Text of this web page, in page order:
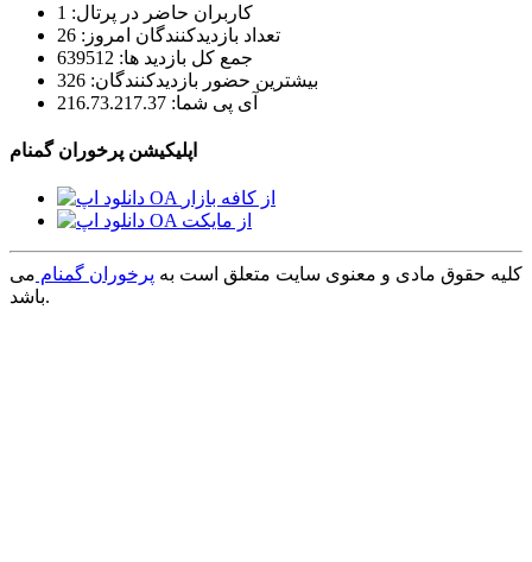
کاربران حاضر در پرتال: 1
تعداد بازدیدکنندگان امروز: 26
جمع کل بازدید ها: 639512
بیشترین حضور بازدیدکنندگان: 326
آی پی شما: 216.73.217.37
اپلیکیشن پرخوران گمنام
کلیه حقوق مادی و معنوی سایت متعلق است به پرخوران گمنام می
باشد.